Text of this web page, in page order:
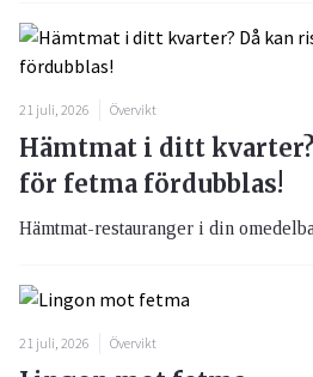
21 juli, 2026 Övervikt
Hämtmat i ditt
för fetma fördubblas!
Hämtmat-restauranger i din
21 juli, 2026 Övervikt